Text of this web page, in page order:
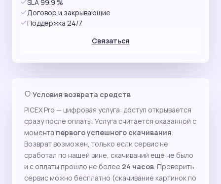
SLA 99.9 %
Договор и закрывающие
Поддержка 24/7
Связаться
Условия возврата средств
PICEX Pro — цифровая услуга: доступ открывается
сразу после оплаты. Услуга считается оказанной с
момента первого успешного скачивания.
Возврат возможен, только если сервис не
сработал по нашей вине, скачиваний ещё не было
и с оплаты прошло не более 24 часов. Проверить
сервис можно бесплатно (скачивание картинок по